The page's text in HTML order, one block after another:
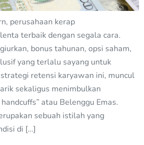
perusahaan kerap
terbaik dengan segala cara.
bonus tahunan, opsi saham,
yang terlalu sayang untuk
retensi karyawan ini, muncul
sekaligus menimbulkan
atau Belenggu Emas.
sebuah istilah yang
di […]